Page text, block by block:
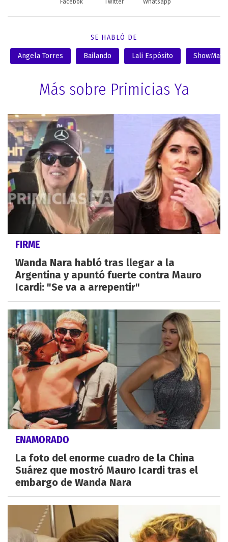
SE HABLÓ DE
Angela Torres Bailando Lali Espósito
Más sobre Primicias Ya
FIRME
Wanda Nara habló tras llegar a la
Argentina y apuntó fuerte contra Mauro
Icardi: "Se va a arrepentir"
ENAMORADO
La foto del enorme cuadro de la China
Suárez que mostró Mauro Icardi tras el
embargo de Wanda Nara